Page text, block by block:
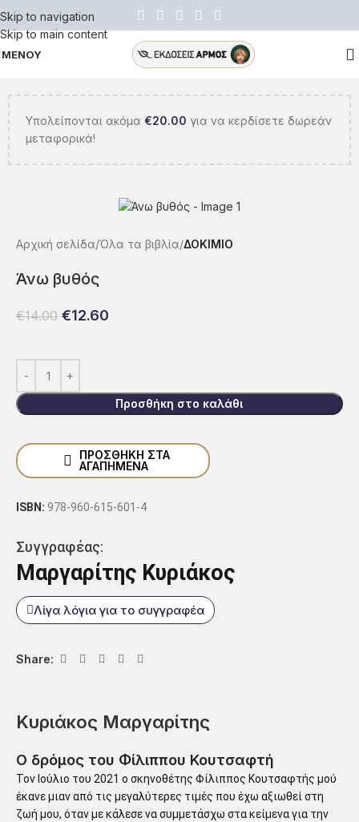
Skip to navigation
Skip to main content
ΜΕΝΟΥ
Υπολείπονται ακόμα €20.00 για να κερδίσετε δωρεάν
μεταφορικά!
Αρχική σελίδα Όλα τα βιβλία ΔΟΚΙΜΙΟ
Άνω βυθός
€14.00 €12.60
Προσθήκη στο καλάθι
ΠΡΟΣΘΗΚΗ ΣΤΑ
ΑΓΑΠΗΜΕΝΑ
ISBN: 978-960-615-601-4
Συγγραφέας:
Μαργαρίτης Κυριάκος
Λίγα λόγια για το συγγραφέα
Share:
Κυριάκος Μαργαρίτης
Ο δρόμος του Φίλιππου Κουτσαφτή
Τον Ιούλιο του 2021 ο σκηνοθέτης Φίλιππος Κουτσαφτής μού
έκανε μιαν από τις μεγαλύτερες τιμές που έχω αξιωθεί στη
ζωή μου, όταν με κάλεσε να συμμετάσχω στα κείμενα για την